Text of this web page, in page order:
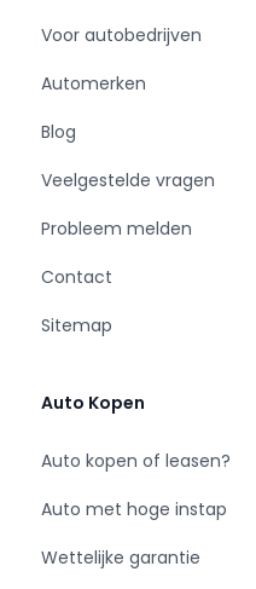
Voor autobedrijven
Automerken
Blog
Veelgestelde vragen
Probleem melden
Contact
Sitemap
Auto Kopen
Auto kopen of leasen?
Auto met hoge instap
Wettelijke garantie